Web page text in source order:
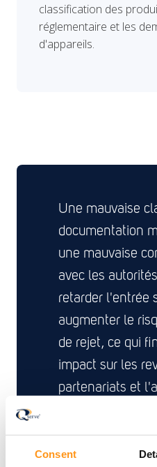
Consent
classification des
réglementaire et les
d'appareils.
Une mauvaise
documentation
une mauvaise
avec les
retarder l'entrée
augmenter le
de rejet, ce qui
impact sur les
partenariats et
En combinant
réglementaire,